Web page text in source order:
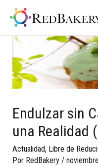
Endulzar sin
una Realidad
Actualidad, Libre de
Por RedBakery /